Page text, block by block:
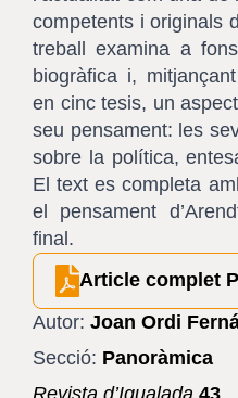
competents i originals
treball examina a
biogràfica i,
en cinc tesis, un
seu pensament: les
sobre la política,
El text es completa
el pensament
final.
Article complet
Autor: Joan Ordi
Secció: Panoràmica
Revista d’Igualada 43